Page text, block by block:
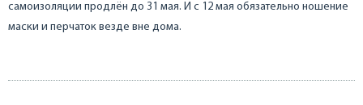
самоизоляции продлён до 31 мая. И с 12 мая обязательно ношение
маски и перчаток везде вне дома.